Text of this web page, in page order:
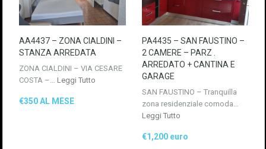
AA4437 – ZONA CIALDINI –
STANZA ARREDATA
ZONA CIALDINI – VIA CESARE
COSTA –… Leggi Tutto
€350 AL MESE
PA4435 – SAN FAUSTINO –
2 CAMERE – PARZ .
ARREDATO + CANTINA E
GARAGE
SAN FAUSTINO – Tranquilla
zona residenziale comoda…
Leggi Tutto
€1,200 euro